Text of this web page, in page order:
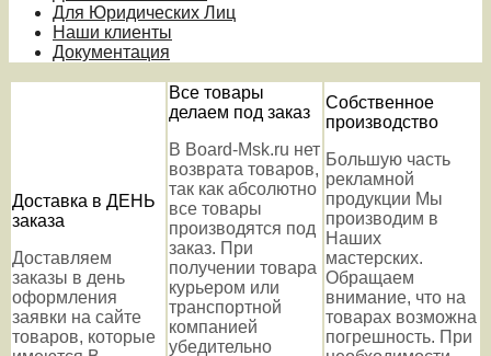
Для Юридических Лиц
Наши клиенты
Документация
Доставка в ДЕНЬ
заказа
Доставляем
заказы в день
оформления
заявки на сайте
товаров, которые
Все товары
делаем под заказ
В Board-Msk.ru нет
возврата товаров,
так как абсолютно
все товары
производятся под
заказ. При
получении товара
курьером или
транспортной
компанией
убедительно
Собственное
производство
Большую часть
рекламной
продукции Мы
производим в
Наших
мастерских.
Обращаем
внимание, что на
товарах возможна
погрешность. При